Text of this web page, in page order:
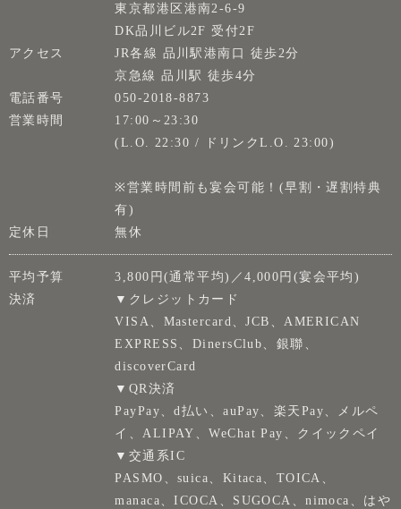
東京都港区港南2-6-9
DK品川ビル2F 受付2F
アクセス
JR各線 品川駅港南口 徒歩2分
京急線 品川駅 徒歩4分
電話番号
050-2018-8873
営業時間
17:00～23:30
(L.O. 22:30 / ドリンクL.O. 23:00)
※営業時間前も宴会可能！(早割・遅割特典
有)
定休日
無休
平均予算
3,800円(通常平均)／4,000円(宴会平均)
決済
▼クレジットカード
VISA、Mastercard、JCB、AMERICAN
EXPRESS、DinersClub、銀聯、
discoverCard
▼QR決済
PayPay、d払い、auPay、楽天Pay、メルペ
イ、ALIPAY、WeChat Pay、クイックペイ
▼交通系IC
PASMO、suica、Kitaca、TOICA、
manaca、ICOCA、SUGOCA、nimoca、はや